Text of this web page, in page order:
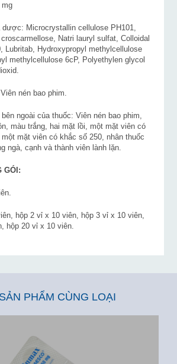
mg
Microcrystallin cellulose PH101,
Natri lauryl sulfat, Colloidal
Lubritab, Hydroxypropyl methylcellulose
methylcellulose 6cP, Polyethylen glycol
Viên nén bao phim.
ngoài của thuốc: Viên nén bao phim,
màu trắng, hai mặt lồi, một mặt viên có
mặt viên có khắc số 250, nhân thuốc
ngà, cạnh và thành viên lành lặn.
GÓI:
hộp 2 vỉ x 10 viên, hộp 3 vỉ x 10 viên,
hộp 20 vỉ x 10 viên.
PHẨM CÙNG LOẠI